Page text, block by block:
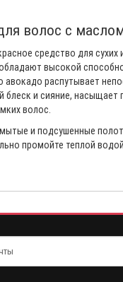
волос с
средство для
высокой
распутывает
и сияние, насыщает
волос.
и подсушенные
промойте теплой водой.